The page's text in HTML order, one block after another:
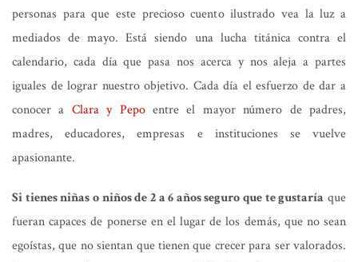
personas para que este precioso cuento ilustrado vea la luz a
mediados de mayo. Está siendo una lucha titánica contra el
calendario, cada día que pasa nos acerca y nos aleja a partes
iguales de lograr nuestro objetivo. Cada día el esfuerzo de dar a
conocer a Clara y Pepoentre el mayor número de padres,
madres, educadores, empresas e instituciones se vuelve
apasionante.
Si tienes niñas o niños de 2 a 6 años seguro que te gustaría que
fueran capaces de ponerse en el lugar de los demás, que no sean
egoístas, que no sientan que tienen que crecer para ser valorados.